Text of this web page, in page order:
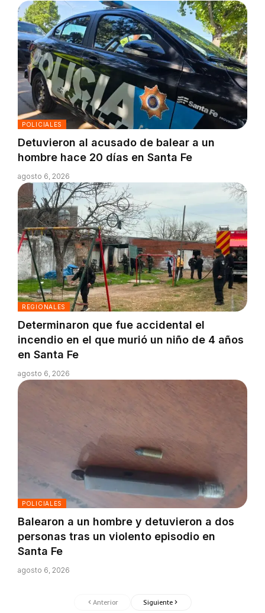
POLICIALES
Detuvieron al acusado de balear a un
hombre hace 20 días en Santa Fe
agosto 6, 2026
REGIONALES
Determinaron que fue accidental el
incendio en el que murió un niño de 4 años
en Santa Fe
agosto 6, 2026
POLICIALES
Balearon a un hombre y detuvieron a dos
personas tras un violento episodio en
Santa Fe
agosto 6, 2026
Anterior Siguiente